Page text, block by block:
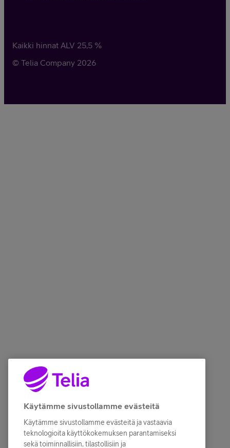
Kaikki hinnat ALV 25,5 %
© Telia Company 2026
Käytämme sivustollamme evästeitä
Käytämme sivustollamme evästeitä ja vastaavia
teknologioita käyttökokemuksen parantamiseksi
sekä toiminnallisiin, tilastollisiin ja